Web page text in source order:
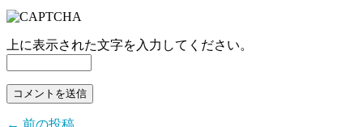
上に表示された文字を入力してください。
← 前の投稿